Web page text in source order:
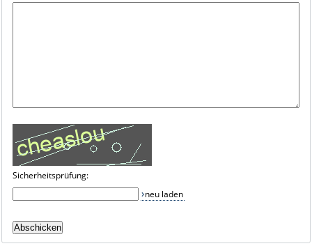
Sicherheitsprüfung:
neu laden